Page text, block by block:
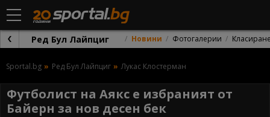
Ред Бул Лайпциг Новини Фотогалерии
Sportal.bg Ред Бул Лайпциг Лукас Клостерман
Футболист на Аякс е избраният от
Байерн за нов десен бек